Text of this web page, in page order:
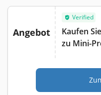
Angebot
Verified
Kaufen
zu Mini-